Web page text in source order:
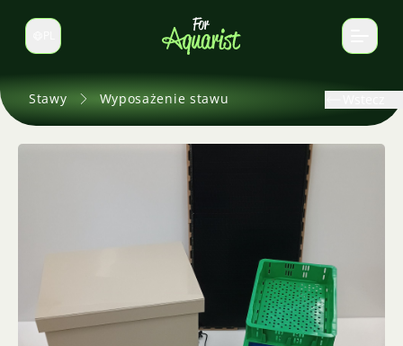
Zmień język
Stawy Wyposażenie stawu